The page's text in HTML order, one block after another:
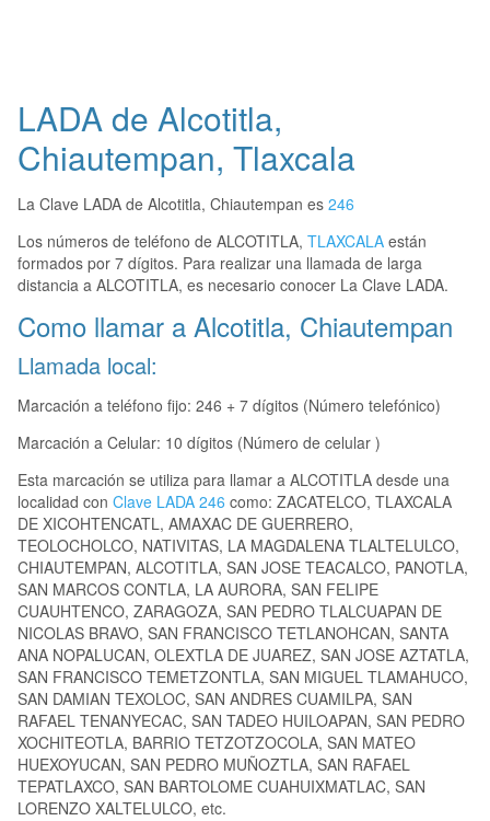
LADA de Alcotitla,
Chiautempan, Tlaxcala
La Clave LADA de Alcotitla, Chiautempan es 246
Los números de teléfono de ALCOTITLA, TLAXCALA están
formados por 7 dígitos. Para realizar una llamada de larga
distancia a ALCOTITLA, es necesario conocer La Clave LADA.
Como llamar a Alcotitla, Chiautempan
Llamada local:
Marcación a teléfono fijo: 246 + 7 dígitos (Número telefónico)
Marcación a Celular: 10 dígitos (Número de celular )
Esta marcación se utiliza para llamar a ALCOTITLA desde una
localidad con Clave LADA 246 como: ZACATELCO, TLAXCALA
DE XICOHTENCATL, AMAXAC DE GUERRERO,
TEOLOCHOLCO, NATIVITAS, LA MAGDALENA TLALTELULCO,
CHIAUTEMPAN, ALCOTITLA, SAN JOSE TEACALCO, PANOTLA,
SAN MARCOS CONTLA, LA AURORA, SAN FELIPE
CUAUHTENCO, ZARAGOZA, SAN PEDRO TLALCUAPAN DE
NICOLAS BRAVO, SAN FRANCISCO TETLANOHCAN, SANTA
ANA NOPALUCAN, OLEXTLA DE JUAREZ, SAN JOSE AZTATLA,
SAN FRANCISCO TEMETZONTLA, SAN MIGUEL TLAMAHUCO,
SAN DAMIAN TEXOLOC, SAN ANDRES CUAMILPA, SAN
RAFAEL TENANYECAC, SAN TADEO HUILOAPAN, SAN PEDRO
XOCHITEOTLA, BARRIO TETZOTZOCOLA, SAN MATEO
HUEXOYUCAN, SAN PEDRO MUÑOZTLA, SAN RAFAEL
TEPATLAXCO, SAN BARTOLOME CUAHUIXMATLAC, SAN
LORENZO XALTELULCO, etc.